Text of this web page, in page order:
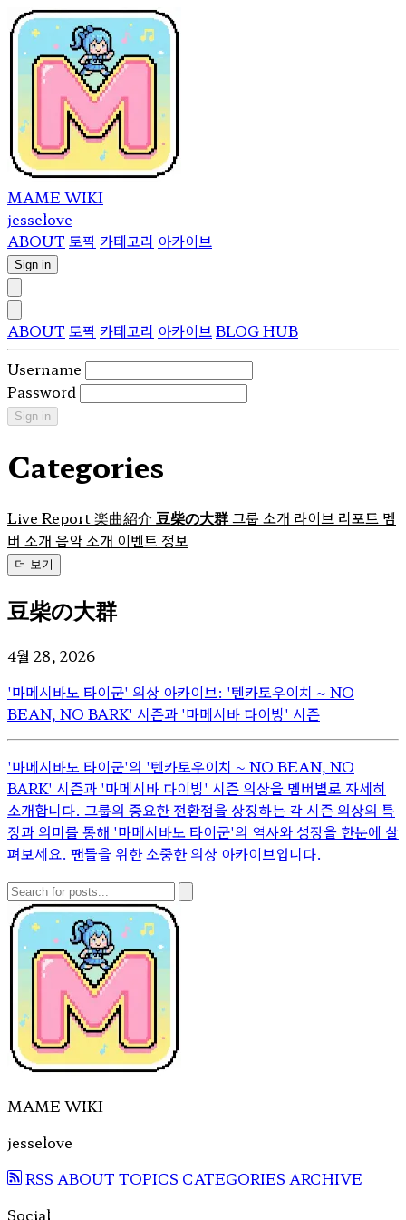
MAME WIKI
jesselove
ABOUT 토픽 카테고리 아카이브
Sign in
ABOUT 토픽 카테고리 아카이브BLOG HUB
Username
Password
Sign in
Categories
Live Report楽曲紹介 豆柴の大群그룹 소개 라이브 리포트 멤
버 소개 음악 소개 이벤트 정보
더 보기
豆柴の大群
4월 28, 2026
'마메시바노 타이군' 의상 아카이브: '텐카토우이치 ~ NO
BEAN, NO BARK' 시즌과 '마메시바 다이빙' 시즌
'마메시바노 타이군'의 '텐카토우이치 ~ NO BEAN, NO
BARK' 시즌과 '마메시바 다이빙' 시즌 의상을 멤버별로 자세히
소개합니다. 그룹의 중요한 전환점을 상징하는 각 시즌 의상의 특
징과 의미를 통해 '마메시바노 타이군'의 역사와 성장을 한눈에 살
펴보세요. 팬들을 위한 소중한 의상 아카이브입니다.
MAME WIKI
jesselove
RSS ABOUT TOPICS CATEGORIES ARCHIVE
Social